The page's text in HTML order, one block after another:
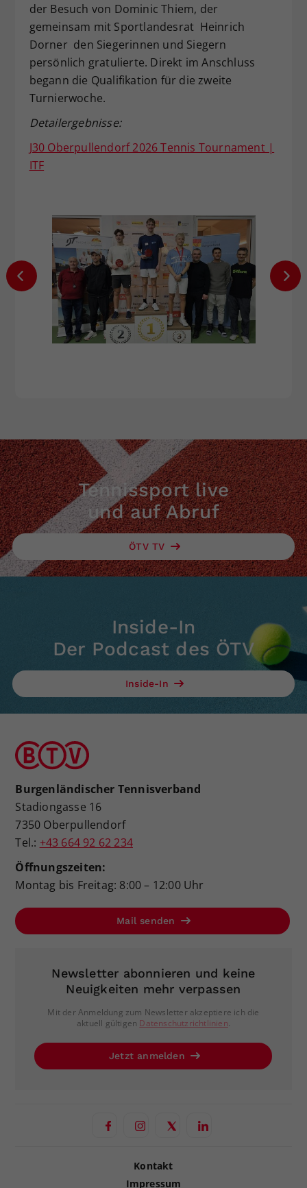
der Besuch von Dominic Thiem, der
gemeinsam mit Sportlandesrat Heinrich
Dorner den Siegerinnen und Siegern
persönlich gratulierte. Direkt im Anschluss
begann die Qualifikation für die zweite
Turnierwoche.
Detailergebnisse:
J30 Oberpullendorf 2026 Tennis Tournament |
ITF
Tennissport live
und auf Abruf
ÖTV TV
Inside-In
Der Podcast des ÖTV
Inside-In
Burgenländischer Tennisverband
Stadiongasse 16
7350 Oberpullendorf
Tel.: +43 664 92 62 234
Öffnungszeiten:
Montag bis Freitag: 8:00 – 12:00 Uhr
Mail senden
Newsletter abonnieren und keine
Neuigkeiten mehr verpassen
Mit der Anmeldung zum Newsletter akzeptiere ich die
aktuell gültigen Datenschutzrichtlinien.
Jetzt anmelden
Kontakt
Impressum